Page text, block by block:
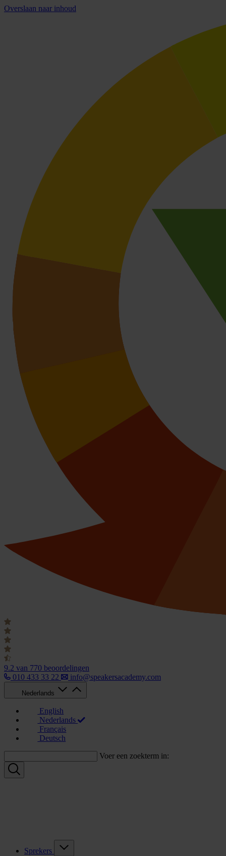
Overslaan naar inhoud
9.2 van 770 beoordelingen
010 433 33 22
info@speakersacademy.com
Nederlands
English
Nederlands
Français
Deutsch
Voer een zoekterm in:
Sprekers